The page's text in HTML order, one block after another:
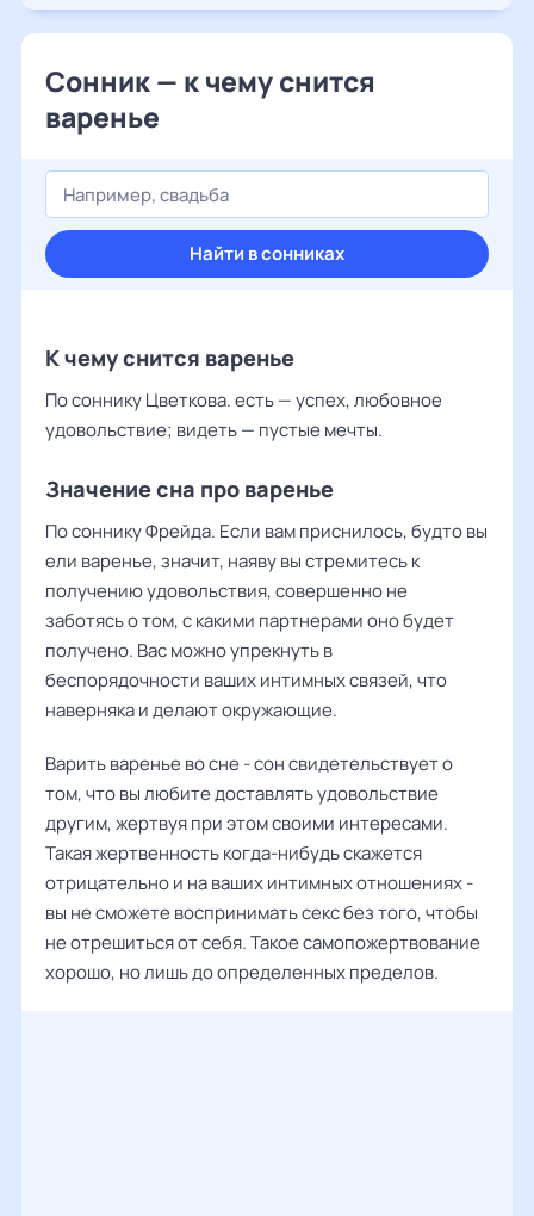
Сонник — к чему снится
варенье
Найти в сонниках
К чему снится варенье
По соннику Цветкова. есть — успех, любовное
удовольствие; видеть — пустые мечты.
Значение сна про варенье
По соннику Фрейда. Если вам приснилось, будто вы
ели варенье, значит, наяву вы стремитесь к
получению удовольствия, совершенно не
заботясь о том, с какими партнерами оно будет
получено. Вас можно упрекнуть в
беспорядочности ваших интимных связей, что
наверняка и делают окружающие.
Варить варенье во сне - сон свидетельствует о
том, что вы любите доставлять удовольствие
другим, жертвуя при этом своими интересами.
Такая жертвенность когда-нибудь скажется
отрицательно и на ваших интимных отношениях -
вы не сможете воспринимать секс без того, чтобы
не отрешиться от себя. Такое самопожертвование
хорошо, но лишь до определенных пределов.